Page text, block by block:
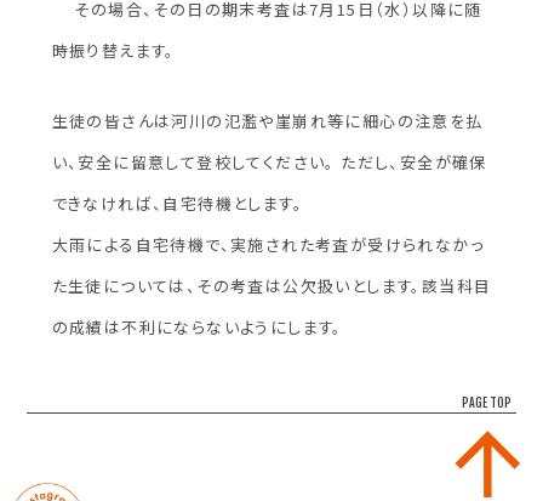
その場合、その日の期末考査は7月15日（水）以降に随
時振り替えます。
生徒の皆さんは河川の氾濫や崖崩れ等に細心の注意を払
い、安全に留意して登校してください。 ただし、安全が確保
できなければ、自宅待機とします。
大雨による自宅待機で、実施された考査が受けられなかっ
た生徒については、その考査は公欠扱いとします。該当科目
の成績は不利にならないようにします。
PAGE TOP